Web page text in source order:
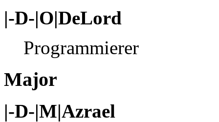
|-D-|O|DeLord
Programmierer
Major
|-D-|M|Azrael